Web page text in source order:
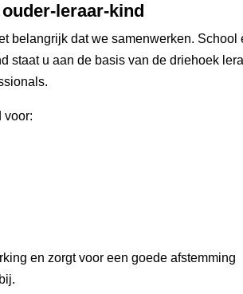
leraar-kind
belangrijk dat we samenwerken. School
staat u aan de basis van de driehoek
voor:
en zorgt voor een goede afstemming